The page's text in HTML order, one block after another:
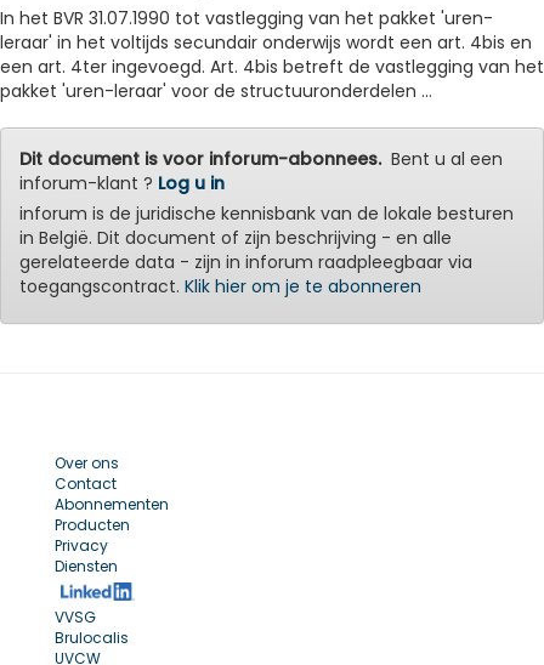
In het BVR 31.07.1990 tot vastlegging van het pakket 'uren-
leraar' in het voltijds secundair onderwijs wordt een art. 4bis en
een art. 4ter ingevoegd. Art. 4bis betreft de vastlegging van het
pakket 'uren-leraar' voor de structuuronderdelen ...
Dit document is voor inforum-abonnees.Bent u al een
inforum-klant ? Log u in
inforum is de juridische kennisbank van de lokale besturen
in België. Dit document of zijn beschrijving - en alle
gerelateerde data - zijn in inforum raadpleegbaar via
toegangscontract. Klik hier om je te abonneren
Over ons
Contact
Abonnementen
Producten
Privacy
Diensten
VVSG
Brulocalis
UVCW